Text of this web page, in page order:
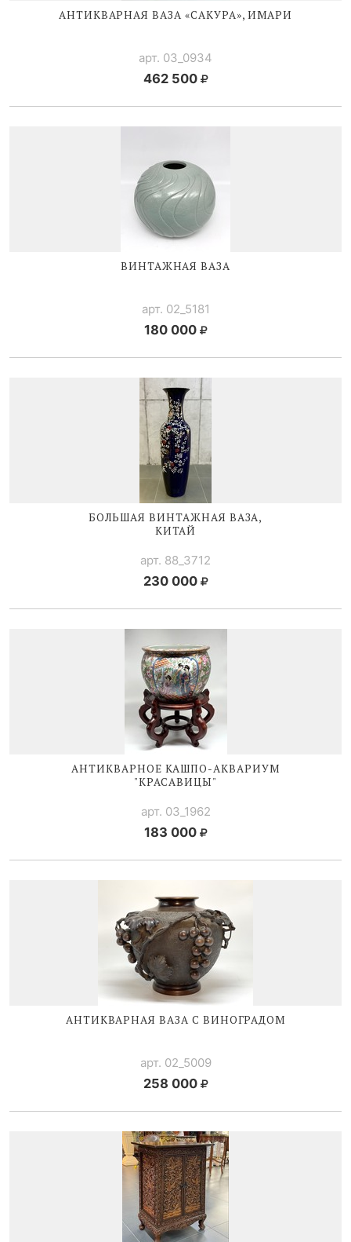
АНТИКВАРНАЯ ВАЗА «САКУРА», ИМАРИ
арт. 03_0934
462 500
ВИНТАЖНАЯ ВАЗА
арт. 02_5181
180 000
БОЛЬШАЯ ВИНТАЖНАЯ ВАЗА,
КИТАЙ
арт. 88_3712
230 000
АНТИКВАРНОЕ КАШПО-АКВАРИУМ
"КРАСАВИЦЫ"
арт. 03_1962
183 000
АНТИКВАРНАЯ ВАЗА С ВИНОГРАДОМ
арт. 02_5009
258 000